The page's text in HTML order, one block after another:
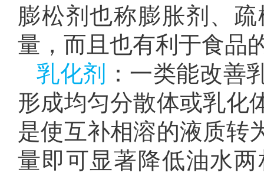
膨松剂也称膨胀剂、
量，而且也有利于食品
乳化剂
：一类能改善
形成均匀分散体或乳化
是使互补相溶的液质转
量即可显著降低油水